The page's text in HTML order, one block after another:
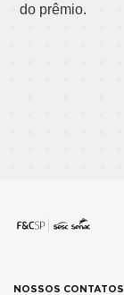
do prêmio.
NOSSOS CONTATOS